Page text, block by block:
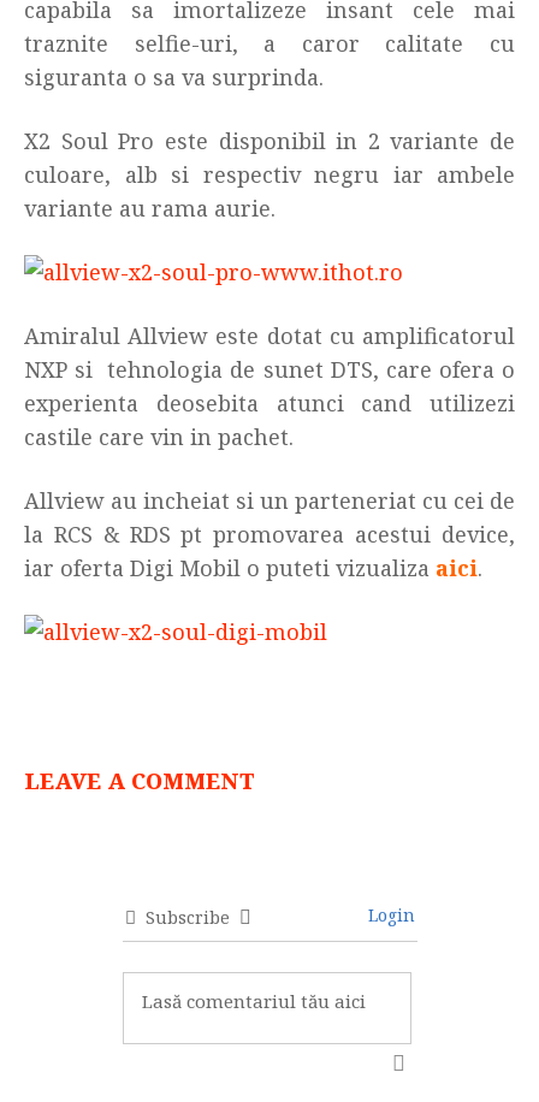
capabila sa imortalizeze insant cele mai
traznite selfie-uri, a caror calitate cu
siguranta o sa va surprinda.
X2 Soul Pro este disponibil in 2 variante de
culoare, alb si respectiv negru iar ambele
variante au rama aurie.
Amiralul Allview este dotat cu amplificatorul
NXP si tehnologia de sunet DTS, care ofera o
experienta deosebita atunci cand utilizezi
castile care vin in pachet.
Allview au incheiat si un parteneriat cu cei de
la RCS & RDS pt promovarea acestui device,
iar oferta Digi Mobil o puteti vizualiza aici.
LEAVE A COMMENT
Subscribe Login